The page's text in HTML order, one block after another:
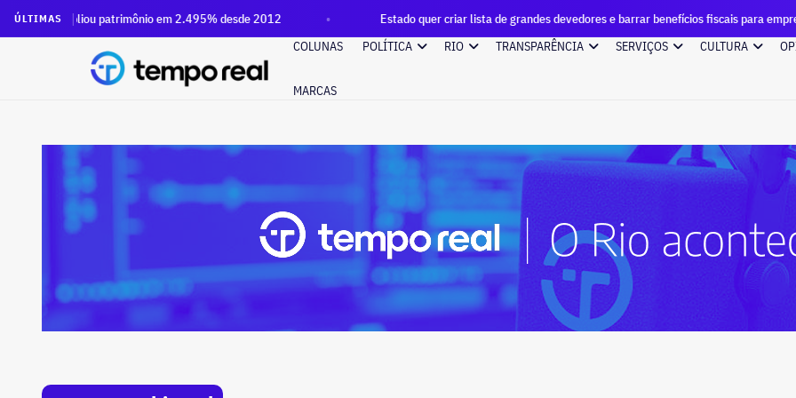
ÚLTIMASpatrimônio em 2.495% desde 2012 Estado quer criar lista de grandes devedores e barrar benefícios fiscais para empresas com
COLUNAS
POLÍTICA RIO TRANSPARÊNCIA SERVIÇOS CULTURA
MARCAS